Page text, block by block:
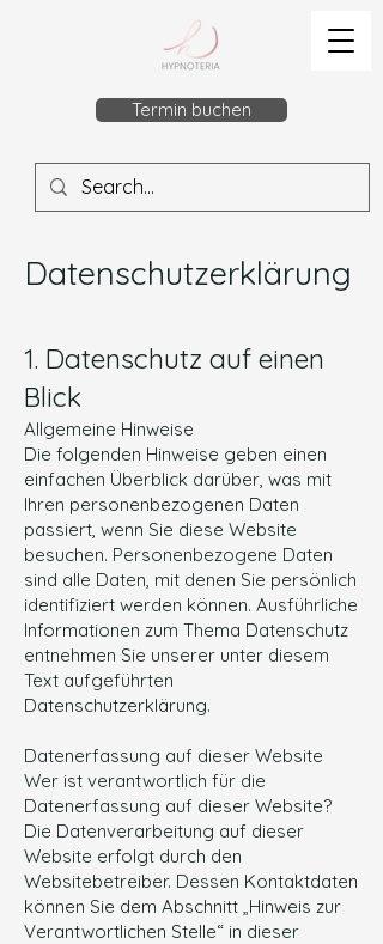
Termin buchen
Datenschutzerklärung
1. Datenschutz auf einen
Blick
Allgemeine Hinweise
Die folgenden Hinweise geben einen
einfachen Überblick darüber, was mit
Ihren personenbezogenen Daten
passiert, wenn Sie diese Website
besuchen. Personenbezogene Daten
sind alle Daten, mit denen Sie persönlich
identifiziert werden können. Ausführliche
Informationen zum Thema Datenschutz
entnehmen Sie unserer unter diesem
Text aufgeführten
Datenschutzerklärung.
Datenerfassung auf dieser Website
Wer ist verantwortlich für die
Datenerfassung auf dieser Website?
Die Datenverarbeitung auf dieser
Website erfolgt durch den
Websitebetreiber. Dessen Kontaktdaten
können Sie dem Abschnitt „Hinweis zur
Verantwortlichen Stelle“ in dieser